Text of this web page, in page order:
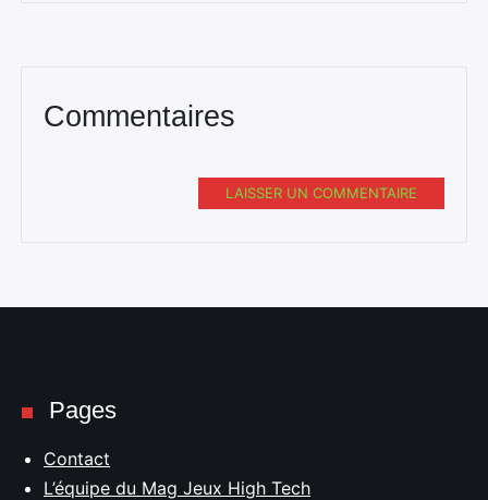
Commentaires
LAISSER UN COMMENTAIRE
Pages
Contact
L’équipe du Mag Jeux High Tech